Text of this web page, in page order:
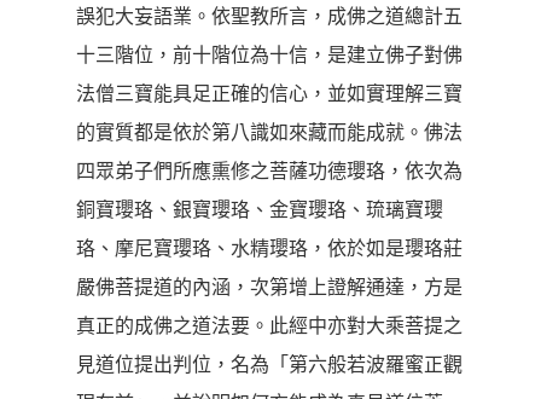
誤犯大妄語業。依聖教所言，成佛之道總計五
十三階位，前十階位為十信，是建立佛子對佛
法僧三寶能具足正確的信心，並如實理解三寶
的實質都是依於第八識如來藏而能成就。佛法
四眾弟子們所應熏修之菩薩功德瓔珞，依次為
銅寶瓔珞、銀寶瓔珞、金寶瓔珞、琉璃寶瓔
珞、摩尼寶瓔珞、水精瓔珞，依於如是瓔珞莊
嚴佛菩提道的內涵，次第增上證解通達，方是
真正的成佛之道法要。此經中亦對大乘菩提之
見道位提出判位，名為「第六般若波羅蜜正觀